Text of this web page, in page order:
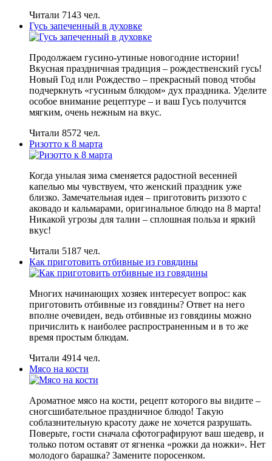
Читали 7143 чел.
Гусь запеченный в духовке
Продолжаем гусино-утиные новогодние истории!
Вкусная праздничная традиция – рождественский гусь!
Новый Год или Рождество – прекрасный повод чтобы
подчеркнуть «гусиным блюдом» дух праздника. Уделите
особое внимание рецептуре – и ваш Гусь получится
мягким, очень нежным на вкус.
Читали 8572 чел.
Ризотто к 8 марта
Когда унылая зима сменяется радостной весенней
капелью мы чувствуем, что женский праздник уже
близко. Замечательная идея – приготовить риззото с
аковадо и кальмарами, оригинальное блюдо на 8 марта!
Никакой угрозы для талии – сплошная польза и яркий
вкус!
Читали 5187 чел.
Как приготовить отбивные из говядины
Многих начинающих хозяек интересует вопрос: как
приготовить отбивные из говядины? Ответ на него
вполне очевиден, ведь отбивные из говядины можно
причислить к наиболее распространенным и в то же
время простым блюдам.
Читали 4914 чел.
Мясо на кости
Ароматное мясо на кости, рецепт которого вы видите –
сногсшибательное праздничное блюдо! Такую
соблазнительную красоту даже не хочется разрушать.
Поверьте, гости сначала сфотографируют ваш шедевр, и
только потом оставят от ягненка «рожки да ножки». Нет
молодого барашка? Замените поросенком.